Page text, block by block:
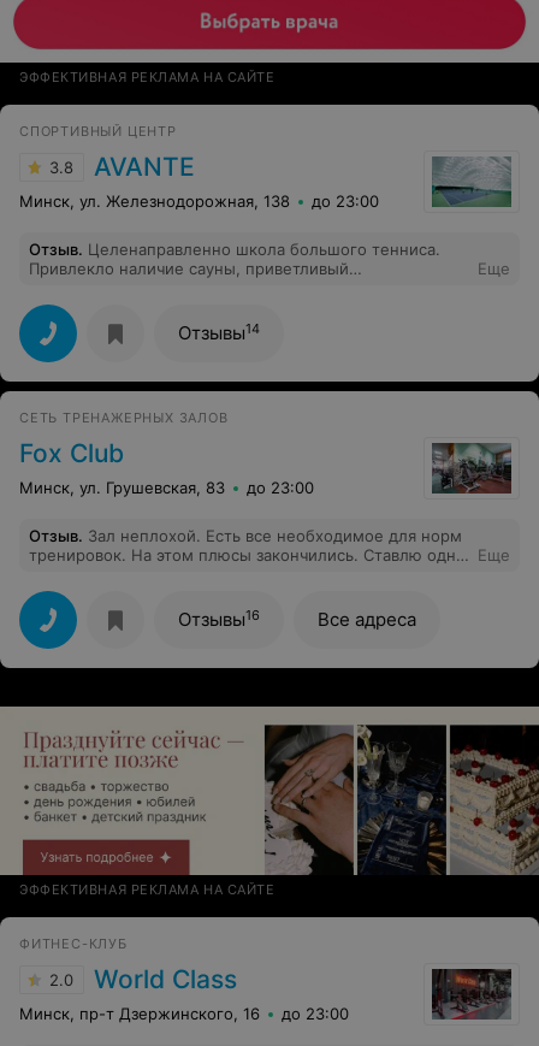
ЭФФЕКТИВНАЯ РЕКЛАМА НА САЙТЕ
СПОРТИВНЫЙ ЦЕНТР
3.8 AVANTE
Минск, ул. Железнодорожная, 138 до 23:00
Отзыв. Целенаправленно школа большого тенниса.
Привлекло наличие сауны, приветливый
Еще
Отзывы14
СЕТЬ ТРЕНАЖЕРНЫХ ЗАЛОВ
Fox Club
Минск, ул. Грушевская, 83 до 23:00
Отзыв. Зал неплохой. Есть все необходимое для норм
тренировок. На этом плюсы закончились. Ставлю одну
конкретно мне не нравится, что нельзя продлить
абонемент по болезни. Не успел выходить занятия
денежки сгорели. Есть более лояльные к клиенту
клубы. Здесь вы просто кошелек на ножках.
Еще
Отзывы16 Все адреса
ЭФФЕКТИВНАЯ РЕКЛАМА НА САЙТЕ
ФИТНЕС-КЛУБ
2.0 World Class
Минск, пр-т Дзержинского, 16 до 23:00